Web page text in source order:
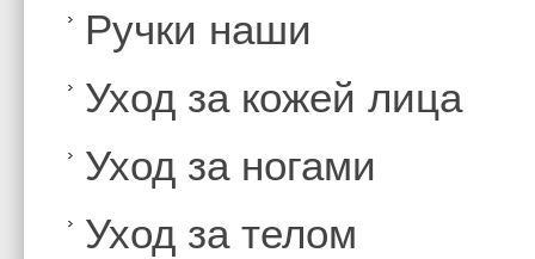
Ручки наши
Уход за кожей лица
Уход за ногами
Уход за телом